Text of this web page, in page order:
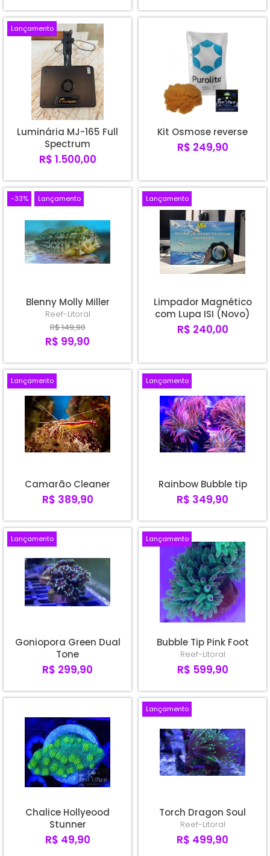
Lançamento
Luminária MJ-165 Full
Spectrum
R$ 1.500,00
Kit Osmose reverse
R$ 249,90
-33% Lançamento
Blenny Molly Miller
Reef-Litoral
R$ 149,90
R$ 99,90
Lançamento
Limpador Magnético
com Lupa ISI (Novo)
R$ 240,00
Lançamento
Camarão Cleaner
R$ 389,90
Lançamento
Rainbow Bubble tip
R$ 349,90
Lançamento
Goniopora Green Dual
Tone
R$ 299,90
Lançamento
Bubble Tip Pink Foot
Reef-Litoral
R$ 599,90
Chalice Hollyeood
Stunner
R$ 49,90
Lançamento
Torch Dragon Soul
Reef-Litoral
R$ 499,90